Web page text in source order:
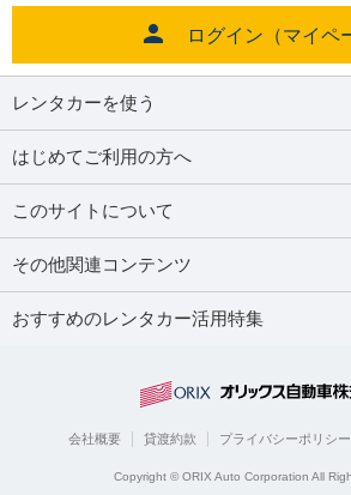
ログイン（マイペ
レンタカーを使う
はじめてご利用の方へ
このサイトについて
その他関連コンテンツ
おすすめのレンタカー活用特集
会社概要 貸渡約款 プライバシーポリシー
Copyright © ORIX Auto Corporation All